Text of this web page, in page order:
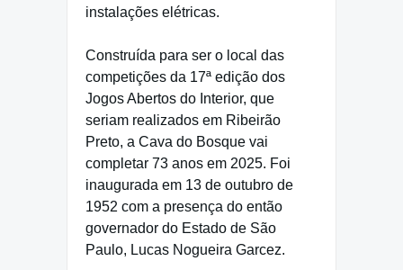
instalações elétricas.
Construída para ser o local das
competições da 17ª edição dos
Jogos Abertos do Interior, que
seriam realizados em Ribeirão
Preto, a Cava do Bosque vai
completar 73 anos em 2025. Foi
inaugurada em 13 de outubro de
1952 com a presença do então
governador do Estado de São
Paulo, Lucas Nogueira Garcez.